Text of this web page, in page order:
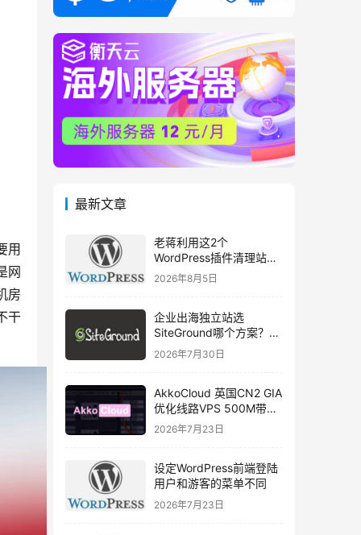
用
网
房
干
最新文章
老蒋利用这2个
WordPress插件清理站点
多余图片和数据库垃圾优
2026年8月5日
企业出海独立站选
SiteGround哪个方案？
Web Hosting 对比
Hosting for WordPress
2026年7月30日
AkkoCloud 英国CN2 GIA
优化线路VPS 500M带宽
年付套餐699元
2026年7月23日
设定WordPress前端登陆
用户和游客的菜单不同
2026年7月23日